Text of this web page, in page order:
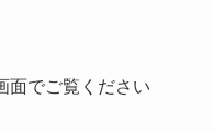
面でご覧ください